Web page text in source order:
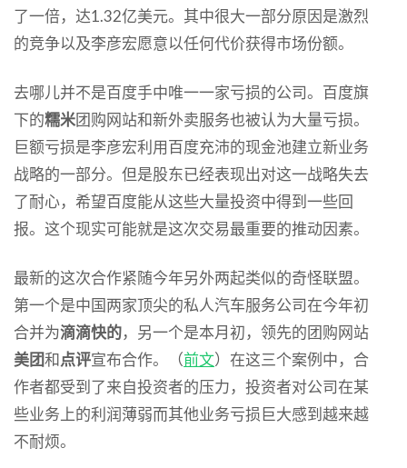
了一倍，达1.32亿美元。其中很大一部分原因是激烈
的竞争以及李彦宏愿意以任何代价获得市场份额。
去哪儿并不是百度手中唯一一家亏损的公司。百度旗
下的糯米团购网站和新外卖服务也被认为大量亏损。
巨额亏损是李彦宏利用百度充沛的现金池建立新业务
战略的一部分。但是股东已经表现出对这一战略失去
了耐心，希望百度能从这些大量投资中得到一些回
报。这个现实可能就是这次交易最重要的推动因素。
最新的这次合作紧随今年另外两起类似的奇怪联盟。
第一个是中国两家顶尖的私人汽车服务公司在今年初
合并为滴滴快的，另一个是本月初，领先的团购网站
美团和点评宣布合作。（前文）在这三个案例中，合
作者都受到了来自投资者的压力，投资者对公司在某
些业务上的利润薄弱而其他业务亏损巨大感到越来越
不耐烦。